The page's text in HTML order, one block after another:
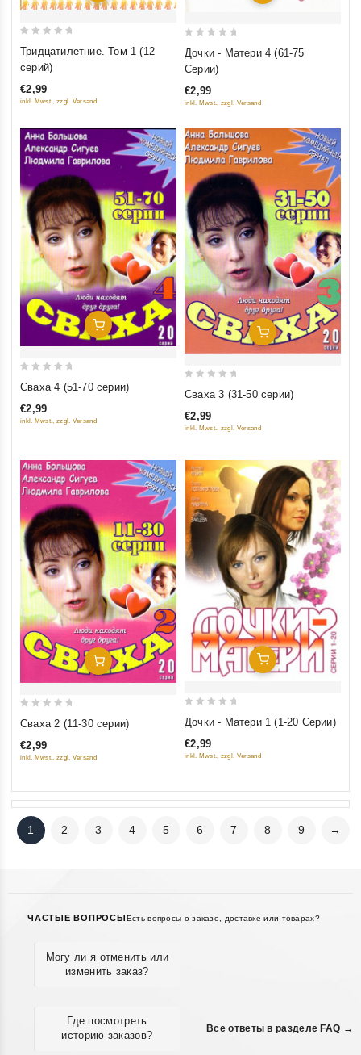
out
5
Тридцатилетние. Том 1 (12
серий)
€2,99
inkl. Mwst., zzgl. Versand
out
5
Дочки - Матери 4 (61-75
Серии)
€2,99
inkl. Mwst., zzgl. Versand
Добавить В Корзину
of
Сваха 4 (51-70 серии)
€2,99
inkl. Mwst., zzgl. Versand
Добавить В Корзину
of
Сваха 3 (31-50 серии)
€2,99
inkl. Mwst., zzgl. Versand
Добавить В Корзину
of
Сваха 2 (11-30 серии)
€2,99
inkl. Mwst., zzgl. Versand
Добавить В Корзину
out
of
Дочки - Матери 1 (1-20 Серии)
€2,99
inkl. Mwst., zzgl. Versand
1 2 3 4 5 6 7 8 9 →
ЧАСТЫЕ ВОПРОСЫ Есть вопросы о заказе, доставке или товарах?
Могу ли я отменить или
изменить заказ?
Где посмотреть
историю заказов?
Все ответы в разделе FAQ →